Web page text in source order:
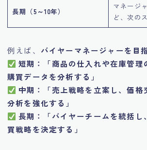
長期（5～10年）
マネージ
ど、次の
例えば、 バイヤーマネージャーを目
短期：「商品の仕入れや在庫管理
購買データを分析する」
中期：「売上戦略を立案し、価格
分析を強化する」
長期：「バイヤーチームを統括し
買戦略を決定する」